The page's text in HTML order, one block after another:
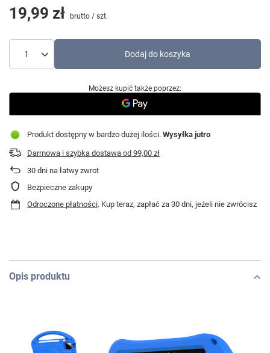
19,99 zł brutto / szt.
Dodaj do koszyka
Możesz kupić także poprzez:
Produkt dostępny w bardzo dużej ilości Wysyłka jutro
Darmowa i szybka dostawa od 99,00 zł
30 dni na łatwy zwrot
Bezpieczne zakupy
Odroczone płatności. Kup teraz, zapłać za 30 dni, jeżeli nie zwrócisz
Opis produktu